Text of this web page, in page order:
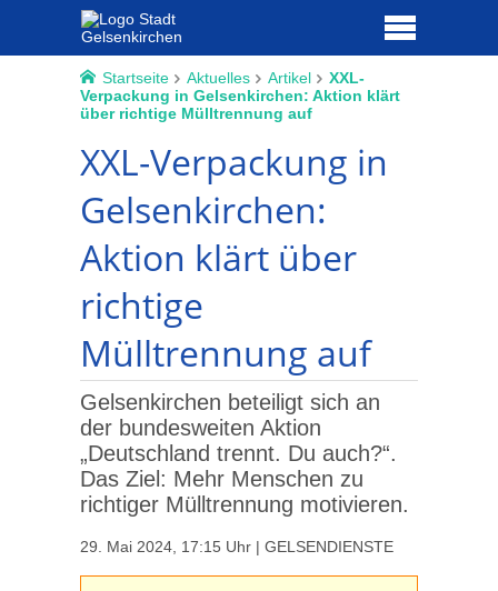
Startseite Aktuelles Artikel
XXL-
Verpackung in Gelsenkirchen: Aktion klärt
über richtige Mülltrennung auf
XXL-Verpackung in
Gelsenkirchen:
Aktion klärt über
richtige
Mülltrennung auf
Gelsenkirchen beteiligt sich an
der bundesweiten Aktion
„Deutschland trennt. Du auch?“.
Das Ziel: Mehr Menschen zu
richtiger Mülltrennung motivieren.
29. Mai 2024, 17:15 Uhr | GELSENDIENSTE